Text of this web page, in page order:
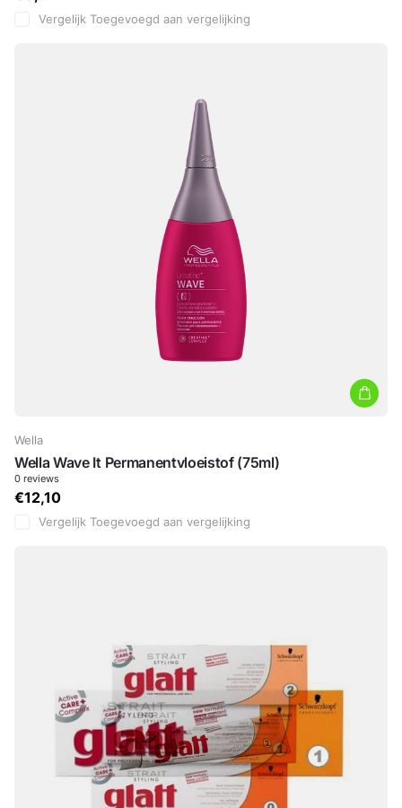
Vergelijk Toegevoegd aan vergelijking
Wella
Wella Wave It Permanentvloeistof (75ml)
0 reviews
€12,10
Vergelijk Toegevoegd aan vergelijking